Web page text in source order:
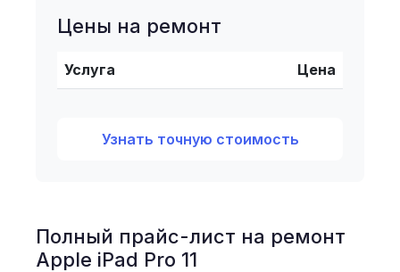
Цены на ремонт
Услуга Цена
Узнать точную стоимость
Полный прайс-лист на ремонт
Apple iPad Pro 11